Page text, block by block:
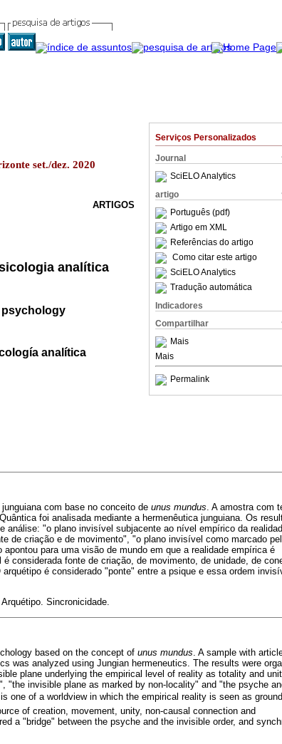
Serviços Personalizados
Journal
SciELO Analytics
artigo
Português (pdf)
Artigo em XML
Referências do artigo
Como citar este artigo
SciELO Analytics
Tradução automática
Indicadores
Compartilhar
Mais
Mais
Permalink
set./dez. 2020
ARTIGOS
analítica
psychology
analítica
com base no conceito de unus mundus. A amostra com
foi analisada mediante a hermenêutica junguiana. Os
análise: "o plano invisível subjacente ao nível empírico da
de criação e de movimento", "o plano invisível como marcado
para uma visão de mundo em que a realidade empírica é
considerada fonte de criação, de movimento, de unidade, de
é considerado "ponte" entre a psique e essa ordem
Sincronicidade.
based on the concept of unus mundus . A sample with
was analyzed using Jungian hermeneutics. The results were
plane underlying the empirical level of reality as totality and
"the invisible plane as marked by non-locality" and "the psyche
one of a worldview in which the empirical reality is seen as
of creation, movement, unity, non-causal connection and
a "bridge" between the psyche and the invisible order, and